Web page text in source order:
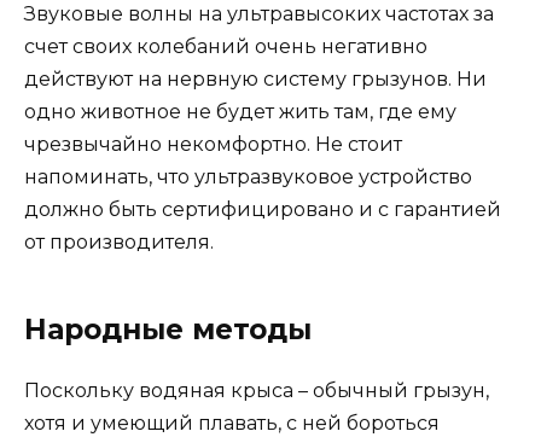
Звуковые волны на ультравысоких частотах за
счет своих колебаний очень негативно
действуют на нервную систему грызунов. Ни
одно животное не будет жить там, где ему
чрезвычайно некомфортно. Не стоит
напоминать, что ультразвуковое устройство
должно быть сертифицировано и с гарантией
от производителя.
Народные методы
Поскольку водяная крыса – обычный грызун,
хотя и умеющий плавать, с ней бороться